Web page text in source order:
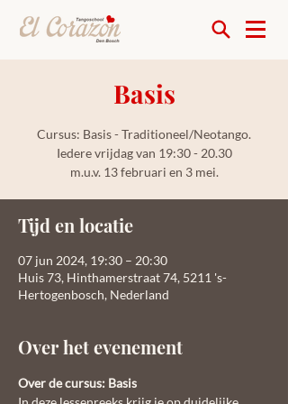
Basis
Cursus: Basis - Traditioneel/Neotango.
Iedere vrijdag van 19:30 - 20.30
m.u.v. 13 februari en 3 mei.
Tijd en locatie
07 jun 2024, 19:30 – 20:30
Huis 73, Hinthamerstraat 74, 5211 's-
Hertogenbosch, Nederland
Over het evenement
Over de cursus: Basis